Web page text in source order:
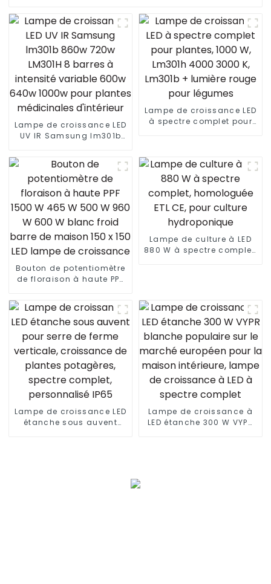
Lampe de croissance LED
UV IR Samsung lm301b
variable 600w 640w
1000w pour plantes
médicinales d'intérieur
Lampe de croissance LED
à spectre complet pour
légumes
Bouton de potentiomètre
de floraison à haute PPF
barre de maison 150 x
150 LED lampe de
croissance
Lampe de culture à LED
880 W à spectre complet,
Lampe de croissance LED
étanche sous auvent
Lampe de croissance à
LED étanche 300 W VYPR